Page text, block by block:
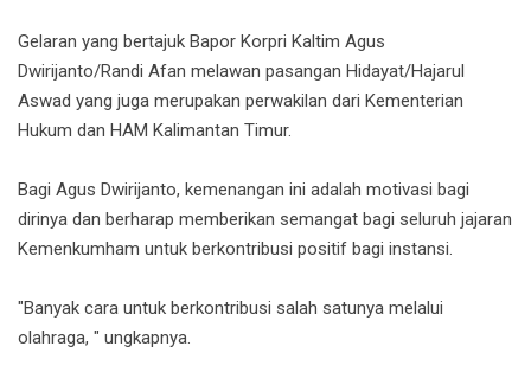
Gelaran yang bertajuk Bapor Korpri Kaltim Agus
Dwirijanto/Randi Afan melawan pasangan Hidayat/Hajarul
Aswad yang juga merupakan perwakilan dari Kementerian
Hukum dan HAM Kalimantan Timur.
Bagi Agus Dwirijanto, kemenangan ini adalah motivasi bagi
dirinya dan berharap memberikan semangat bagi seluruh jajaran
Kemenkumham untuk berkontribusi positif bagi instansi.
"Banyak cara untuk berkontribusi salah satunya melalui
olahraga, " ungkapnya.